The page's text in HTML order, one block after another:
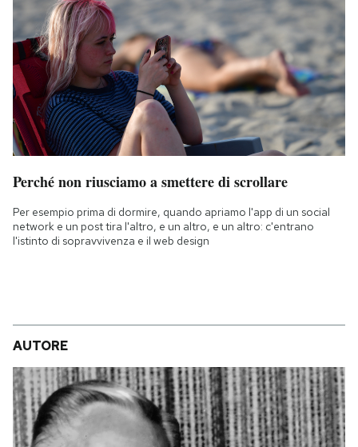
Perché non riusciamo a smettere di scrollare
Per esempio prima di dormire, quando apriamo l'app di un social
network e un post tira l'altro, e un altro, e un altro: c'entrano
l'istinto di sopravvivenza e il web design
AUTORE